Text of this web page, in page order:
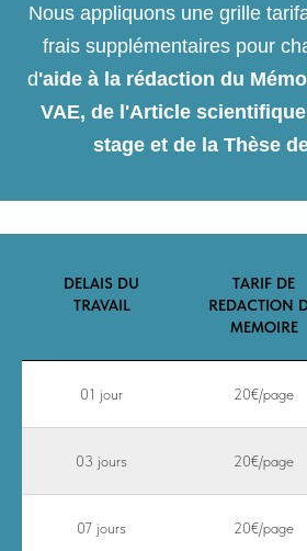
Nous appliquons une grille
frais supplémentaires pour
d'aide à la rédaction du
VAE, de l'Article
stage et de la Thèse
DELAIS DU
TRAVAIL
TARIF DE
REDACTION
MEMOIRE
01 jour 20€/page
03 jours 20€/page
07 jours 20€/page